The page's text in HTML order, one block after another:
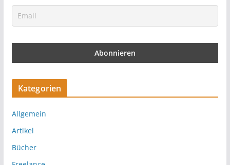
Kategorien
Allgemein
Artikel
Bücher